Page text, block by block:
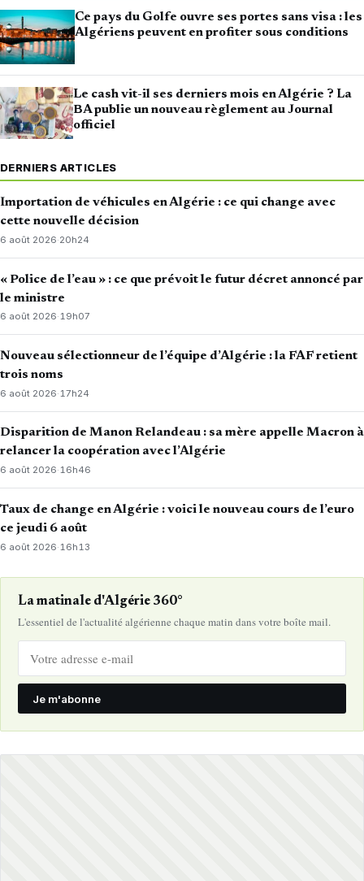
Ce pays du Golfe ouvre ses portes sans visa : les
Algériens peuvent en profiter sous conditions
Le cash vit-il ses derniers mois en Algérie ? La
BA publie un nouveau règlement au Journal
officiel
DERNIERS ARTICLES
Importation de véhicules en Algérie : ce qui change avec
cette nouvelle décision
6 août 2026·20h24
« Police de l’eau » : ce que prévoit le futur décret annoncé par
le ministre
6 août 2026·19h07
Nouveau sélectionneur de l’équipe d’Algérie : la FAF retient
trois noms
6 août 2026· 17h24
Disparition de Manon Relandeau : sa mère appelle Macron à
relancer la coopération avec l’Algérie
6 août 2026·16h46
Taux de change en Algérie : voici le nouveau cours de l’euro
ce jeudi 6 août
6 août 2026· 16h13
La matinale d'Algérie 360°
L'essentiel de l'actualité algérienne chaque matin dans votre boîte mail.
Je m'abonne